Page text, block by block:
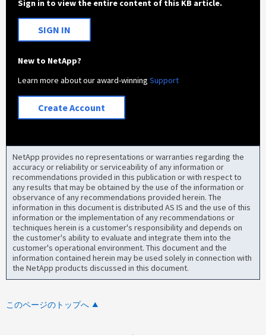
Sign in to view the entire content of this KB article.
SIGN IN
New to NetApp?
Learn more about our award-winningSupport
Create Account
NetApp provides no representations or warranties regarding the
accuracy or reliability or serviceability of any information or
recommendations provided in this publication or with respect to
any results that may be obtained by the use of the information or
observance of any recommendations provided herein. The
information in this document is distributed AS IS and the use of this
information or the implementation of any recommendations or
techniques herein is a customer's responsibility and depends on
the customer's ability to evaluate and integrate them into the
customer's operational environment. This document and the
information contained herein may be used solely in connection with
the NetApp products discussed in this document.
このページのトップへ